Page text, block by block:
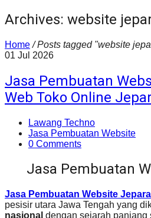
Archives: website
Home / Posts tagged "website
01 Jul 2026
Jasa Pembuatan
Web Toko Online
Lawang Techno
Jasa Pembuatan Website
0 Comments
Jasa Pembuatan
Jasa Pembuatan Website Jepara
pesisir utara Jawa Tengah yang
nasional dengan sejarah panjang